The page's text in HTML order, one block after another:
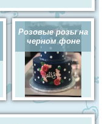
Розовые розы на
черном фоне